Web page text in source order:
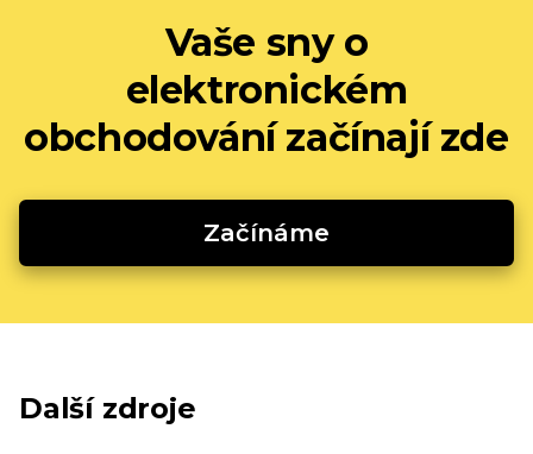
Vaše sny o
elektronickém
obchodování začínají zde
Začínáme
Další zdroje